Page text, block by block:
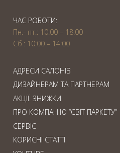
ЧАС РОБОТИ:
Пн.- пт.: 10:00 – 18:00
Сб.: 10:00 – 14:00
АДРЕСИ САЛОНІВ
ДИЗАЙНЕРАМ ТА ПАРТНЕРАМ
АКЦІЇ. ЗНИЖКИ
ПРО КОМПАНІЮ “СВІТ ПАРКЕТУ”
СЕРВІС
КОРИСНІ СТАТТІ